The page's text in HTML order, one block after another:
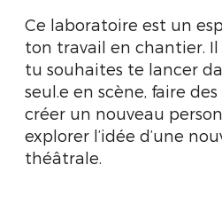
Ce laboratoire est un
ton travail en chantier. Il
tu souhaites te lancer
seul.e en scène, faire
créer un nouveau
explorer l’idée d’une
théâtrale.